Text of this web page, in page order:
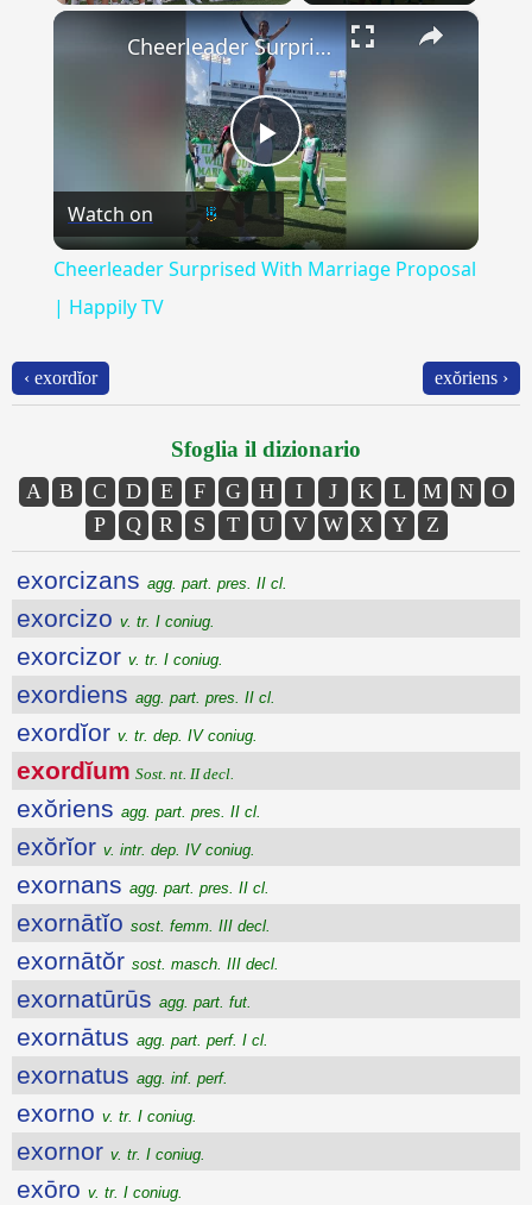
Fullscreen ×
Play
Video
Cheerleader Surprised With Marriage Proposal | Happily TV
Watch on
Cheerleader Surprised With Marriage Proposal
| Happily TV
‹ exordĭor exŏriens ›
Sfoglia il dizionario
A B C D E F G H I J K L M N
O
P
Q R S T U V W X Y Z
exorcizans agg. part. pres. II cl.
exorcizo v. tr. I coniug.
exorcizor v. tr. I coniug.
exordiens agg. part. pres. II cl.
exordĭor v. tr. dep. IV coniug.
exordĭum Sost. nt. II decl.
exŏriens agg. part. pres. II cl.
exŏrĭor v. intr. dep. IV coniug.
exornans agg. part. pres. II cl.
exornātĭo sost. femm. III decl.
exornātŏr sost. masch. III decl.
exornatūrūs agg. part. fut.
exornātus agg. part. perf. I cl.
exornatus agg. inf. perf.
exorno v. tr. I coniug.
exornor v. tr. I coniug.
exōro v. tr. I coniug.